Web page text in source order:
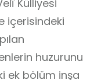
Külliyesi
huzurunu
ek bölüm inşa